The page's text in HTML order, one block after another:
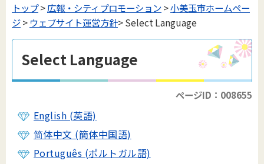
トップ>広報・シティプロモーション>小美玉市ホームペー
ジ> ウェブサイト運営方針> Select Language
Select Language
ページID：008655
English (英語)
简体中文 (簡体中国語)
Português (ポルトガル語)